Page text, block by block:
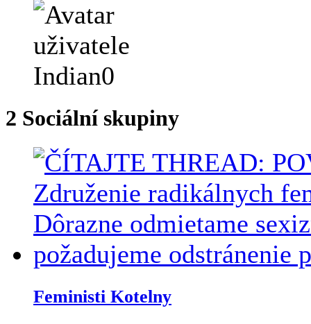
2 Sociální skupiny
Feministi Kotelny